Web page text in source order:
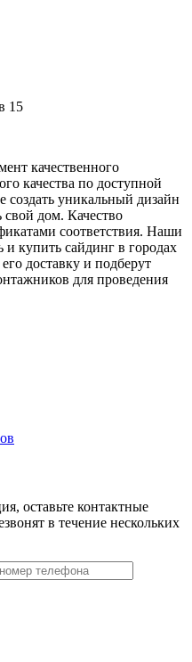
15
качественного
качества по доступной
уникальный дизайн
свой дом. Качество
соответствия. Наши
купить сайдинг в городах
доставку и подберут
для проведения
оставьте контактные
в течение нескольких